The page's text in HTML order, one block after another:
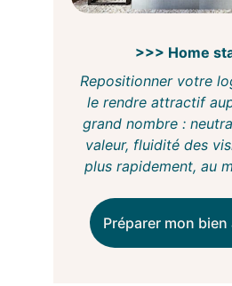
Préparer mon bien
>>> Home
Repositionner votre
le rendre attractif
grand nombre :
valeur, fluidité des
plus rapidement, au